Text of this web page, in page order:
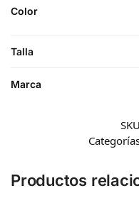
Color
Talla
Marca
Productos